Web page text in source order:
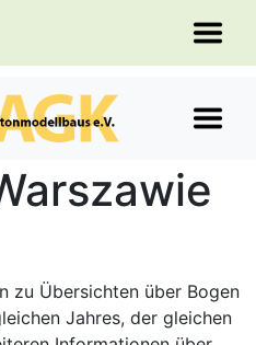
zu Übersichten über Bogen
Jahres, der gleichen